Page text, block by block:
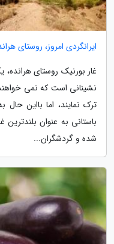
ایرانگردی امروز، روستای
غار بورنیک روستای
نشینانی است که نمی
ترک نمایند، اما بااین
باستانی به عنوان بلندترین
شده و گردشگران...